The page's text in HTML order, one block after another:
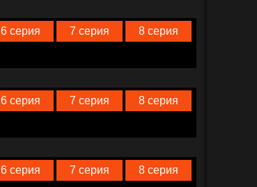
6 серия 7 серия
8 серия
6 серия 7 серия
8 серия
6 серия 7 серия
8 серия